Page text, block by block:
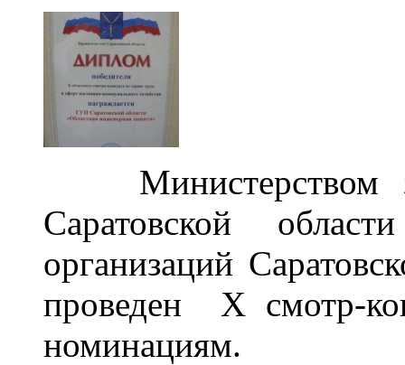
Министерством
Саратовской
организаций
проведен Х смотр-
номинациям.